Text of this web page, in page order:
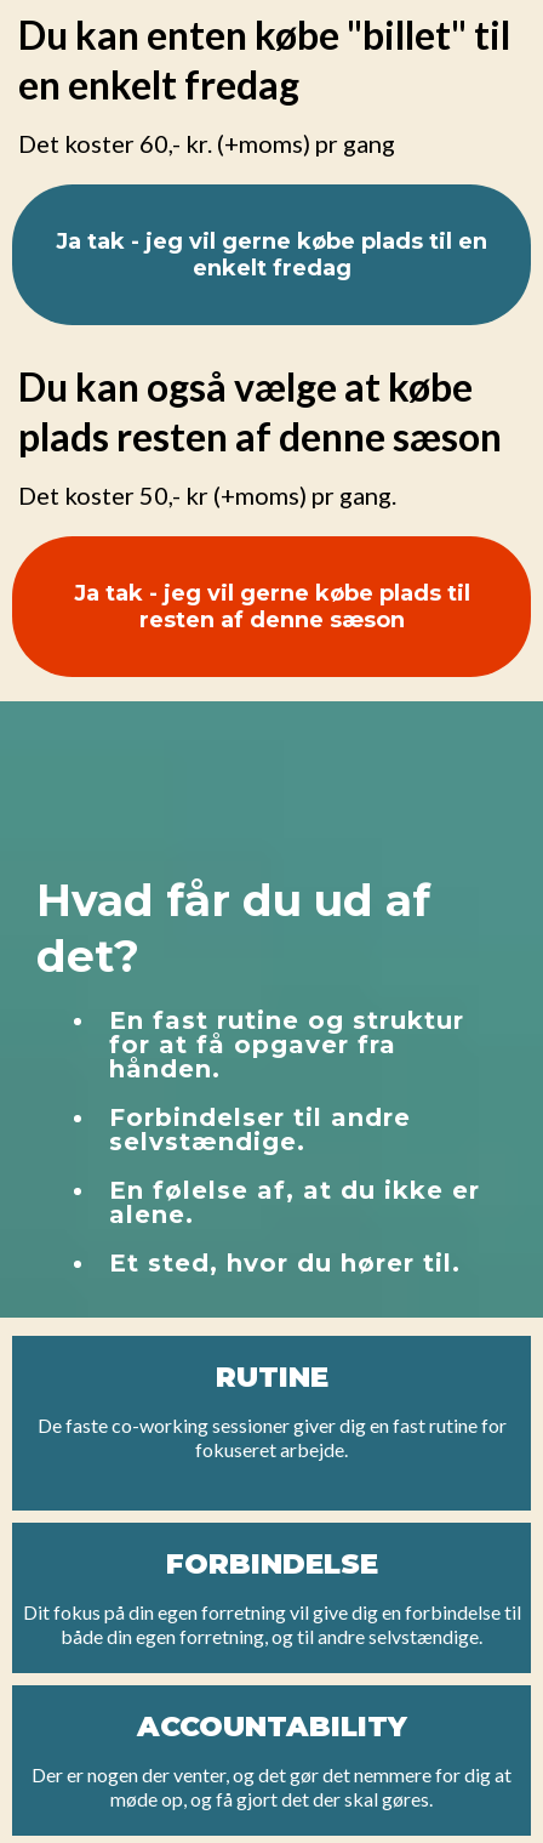
Du kan enten købe "billet" til
en enkelt fredag
Det koster 60,- kr. (+moms) pr gang
Ja tak - jeg vil gerne købe plads til en
enkelt fredag
Du kan også vælge at købe
plads resten af denne sæson
Det koster 50,- kr (+moms) pr gang.
Ja tak - jeg vil gerne købe plads til
resten af denne sæson
Hvad får du ud af
det?
En fast rutine og struktur
for at få opgaver fra
hånden.
Forbindelser til andre
selvstændige.
En følelse af, at du ikke er
alene.
Et sted, hvor du hører til.
RUTINE
De faste co-working sessioner giver dig en fast rutine for
fokuseret arbejde.
FORBINDELSE
Dit fokus på din egen forretning vil give dig en forbindelse til
både din egen forretning, og til andre selvstændige.
ACCOUNTABILITY
Der er nogen der venter, og det gør det nemmere for dig at
møde op, og få gjort det der skal gøres.